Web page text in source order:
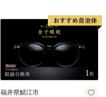
福井県鯖江市